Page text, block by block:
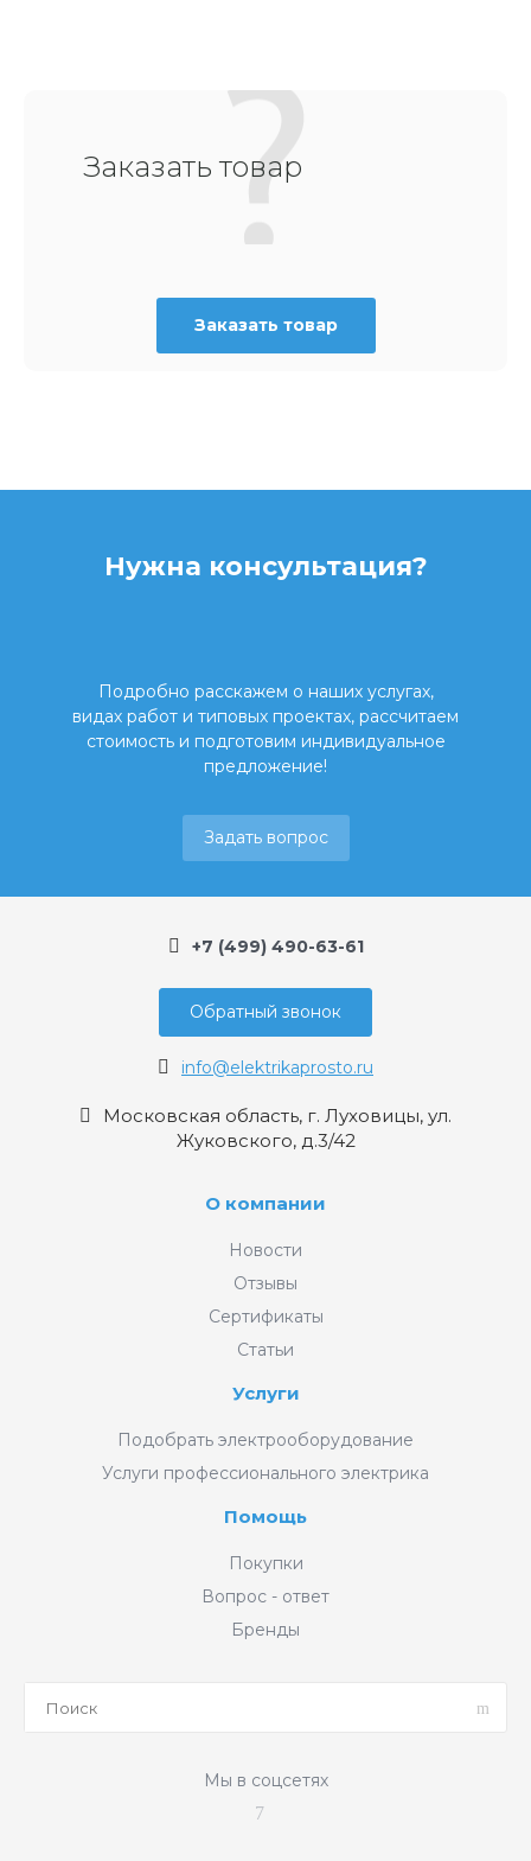
Заказать товар
Заказать товар
Нужна консультация?
Подробно расскажем о наших услугах,
видах работ и типовых проектах, рассчитаем
стоимость и подготовим индивидуальное
предложение!
Задать вопрос
+7 (499) 490-63-61
Обратный звонок
info@elektrikaprosto.ru
Московская область, г. Луховицы, ул.
Жуковского, д.3/42
О компании
Новости
Отзывы
Сертификаты
Статьи
Услуги
Подобрать электрооборудование
Услуги профессионального электрика
Помощь
Покупки
Вопрос - ответ
Бренды
Мы в соцсетях